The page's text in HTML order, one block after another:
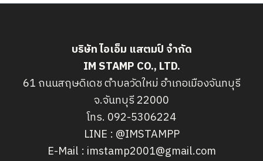
บริษัท ไอเอ็ม แสตมป์ จำกัด
IM STAMP CO., LTD.
61 ถนนสฤษดิเดช ตำบลวัดใหม่ อำเภอเมืองจันทบุรี
จ.จันทบุรี 22000
โทร. 092-5306224
LINE : @IMSTAMPP
E-Mail : imstamp2001@gmail.com